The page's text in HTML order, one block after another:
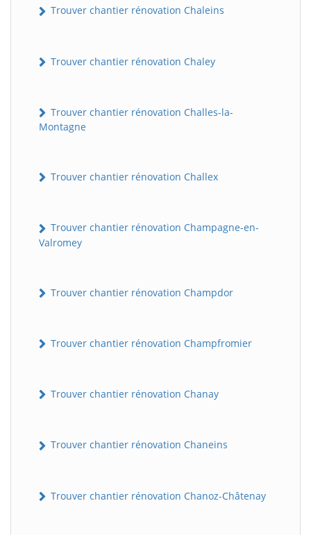
Trouver chantier rénovation Chaleins
Trouver chantier rénovation Chaley
Trouver chantier rénovation Challes-la-
Montagne
Trouver chantier rénovation Challex
Trouver chantier rénovation Champagne-en-
Valromey
Trouver chantier rénovation Champdor
Trouver chantier rénovation Champfromier
Trouver chantier rénovation Chanay
Trouver chantier rénovation Chaneins
Trouver chantier rénovation Chanoz-Châtenay